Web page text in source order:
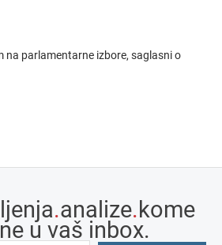
na parlamentarne izbore, saglasni o
.analize.kome
u vaš inbox.